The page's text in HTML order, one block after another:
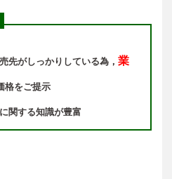
先がしっかりしている為， 業
格をご提示
関する知識が豊富